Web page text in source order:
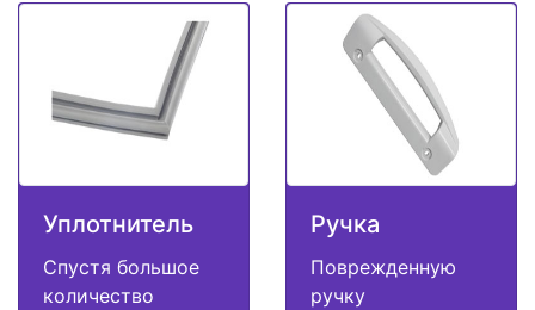
Уплотнитель
Спустя большое
количество
Ручка
Поврежденную
ручку